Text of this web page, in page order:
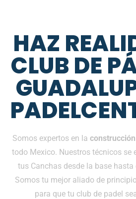
HAZ
CLUB DE
Somos expertos en la
todo Mexico. Nuestros técnicos se
tus Canchas desde la base
Somos tu mejor aliado de
para que tu club de padel